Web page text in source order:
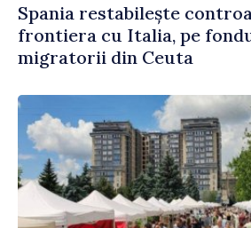
Spania restabilește
frontiera cu Italia, pe
migratorii din Ceuta